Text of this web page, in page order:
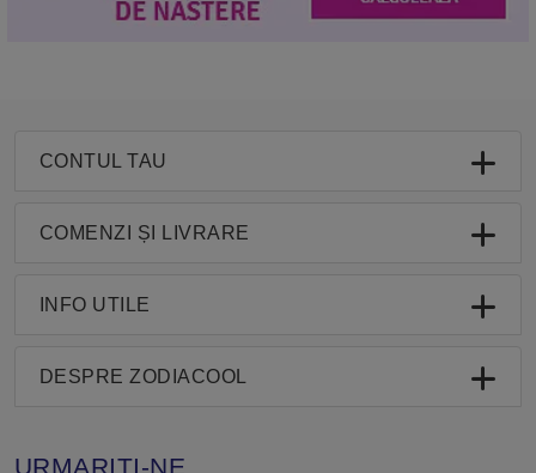
CONTUL TAU
COMENZI ȘI LIVRARE
INFO UTILE
DESPRE ZODIACOOL
URMARITI-NE